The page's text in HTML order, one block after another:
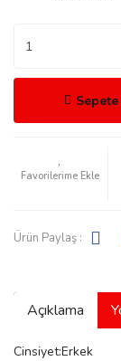
Ürün Paylaş :
Açıklama
Cinsiyet:Erkek